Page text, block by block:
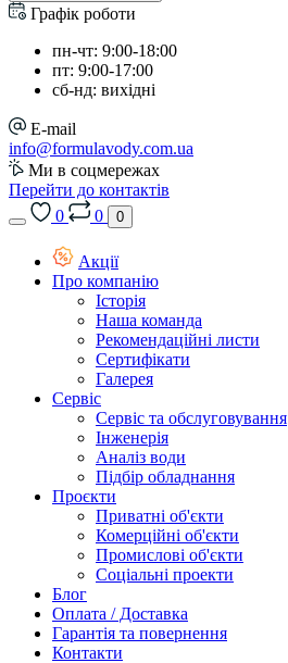
Графік роботи
пн-чт: 9:00-18:00
пт: 9:00-17:00
сб-нд: вихідні
E-mail
info@formulavody.com.ua
Ми в соцмережах
Перейти до контактів
0
0 0
Акції
Про компанію
Історія
Наша команда
Рекомендаційні листи
Сертифікати
Галерея
Сервіс
Сервіс та обслуговування
Інженерія
Аналіз води
Підбір обладнання
Проєкти
Приватні об'єкти
Комерційні об'єкти
Промислові об'єкти
Соціальні проекти
Блог
Оплата / Доставка
Гарантія та повернення
Контакти